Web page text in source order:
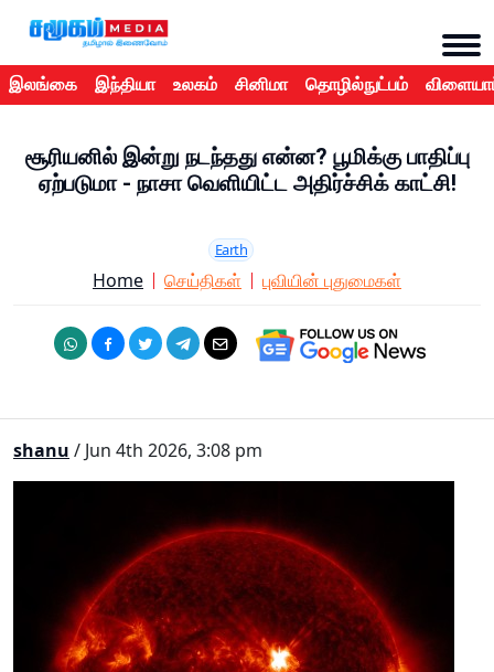
இலங்கை இந்தியா உலகம் சினிமா தொழில்நுட்பம்
சூரியனில் இன்று நடந்தது என்ன? பூமிக்கு பாதிப்பு
ஏற்படுமா - நாசா வெளியிட்ட அதிர்ச்சிக் காட்சி!
Earth
Home செய்திகள் புவியின் புதுமைகள்
shanu / Jun 4th 2026, 3:08 pm